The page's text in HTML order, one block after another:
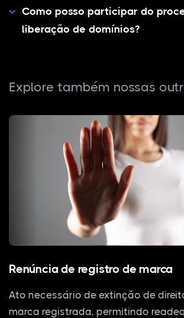
Como posso participar do
liberação de domínios?
Explore também nossas
Renúncia de registro de marca
Ato necessário de extinção de
marca registrada, permitindo